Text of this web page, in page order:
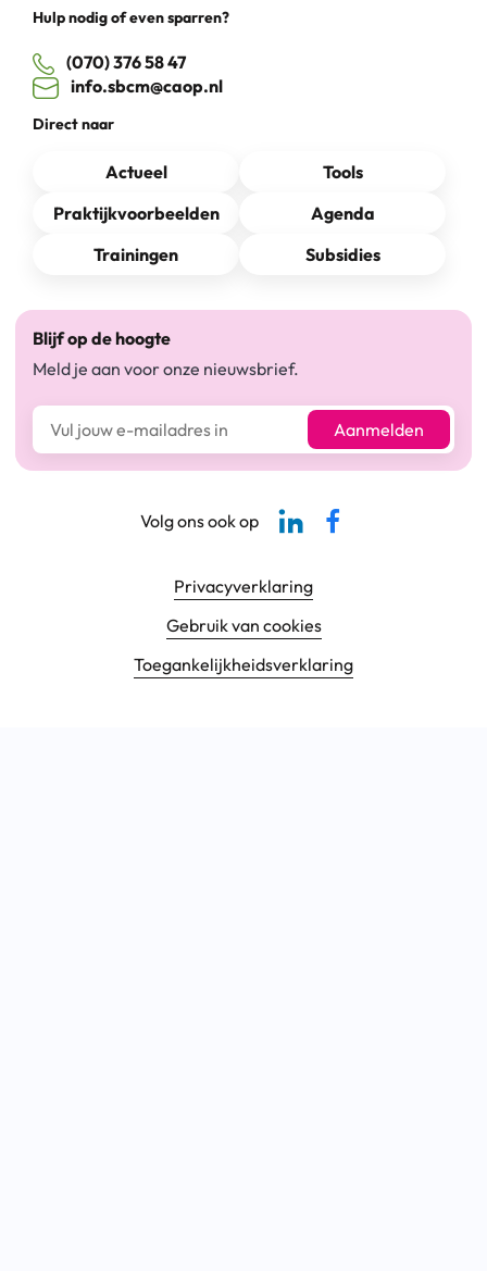
Hulp nodig of even sparren?
(070) 376 58 47
info.sbcm@caop.nl
Direct naar
Actueel
Tools
Praktijkvoorbeelden
Agenda
Trainingen
Subsidies
Blijf op de hoogte
Meld je aan voor onze nieuwsbrief.
E-mailadres* Aanmelden
Footer navigatie
Privacyverklaring
Gebruik van cookies
Toegankelijkheids­verklaring
Volg ons ook op
Linkedin-pagina SBCM
Facebook SBCM